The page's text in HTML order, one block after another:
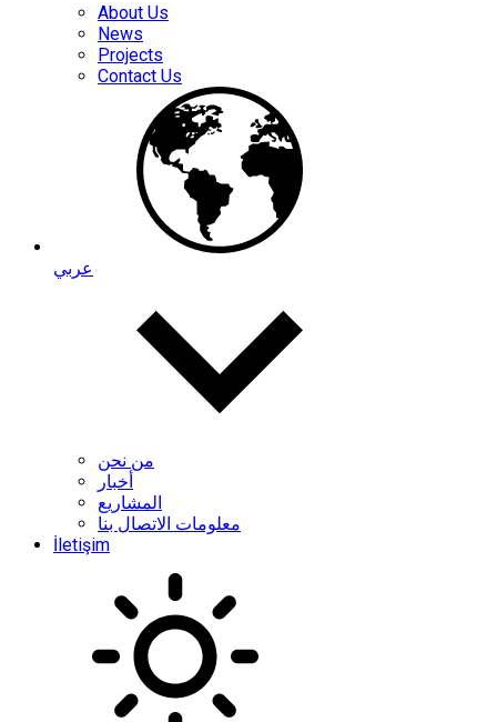
About Us
News
Projects
Contact Us
عربي
من نحن
أخبار
المشاريع
معلومات الاتصال بنا
İletişim